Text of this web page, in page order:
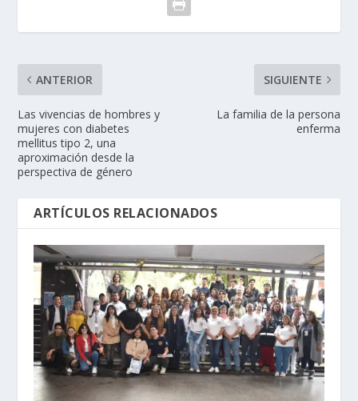
ANTERIOR
Las vivencias de hombres y
mujeres con diabetes
mellitus tipo 2, una
aproximación desde la
perspectiva de género
SIGUIENTE
La familia de la persona
enferma
ARTÍCULOS RELACIONADOS